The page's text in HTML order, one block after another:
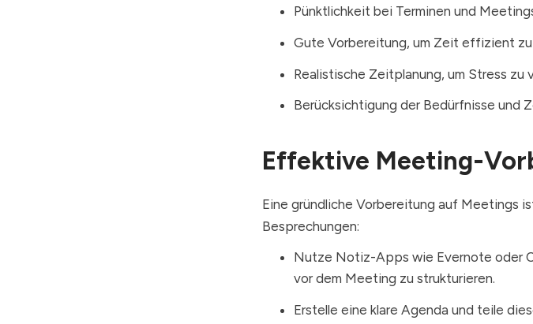
Pünktlichkeit bei Terminen und
Gute Vorbereitung, um Zeit effizient
Realistische Zeitplanung, um Stress zu
Berücksichtigung der Bedürfnisse und
Effektive Meeting-
Eine gründliche Vorbereitung auf Meetings
Besprechungen:
Nutze Notiz-Apps wie Evernote oder
vor dem Meeting zu strukturieren.
Erstelle eine klare Agenda und teile